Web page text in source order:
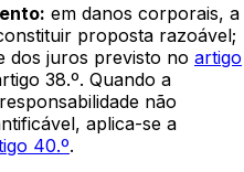
em danos corporais, a
proposta razoável;
dos juros previsto no artigo
38.º. Quando a
não
aplica-se a
40.º.